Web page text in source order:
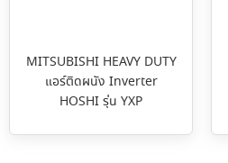
MITSUBISHI HEAVY DUTY
แอร์ติดผนัง Inverter
HOSHI รุ่น YXP